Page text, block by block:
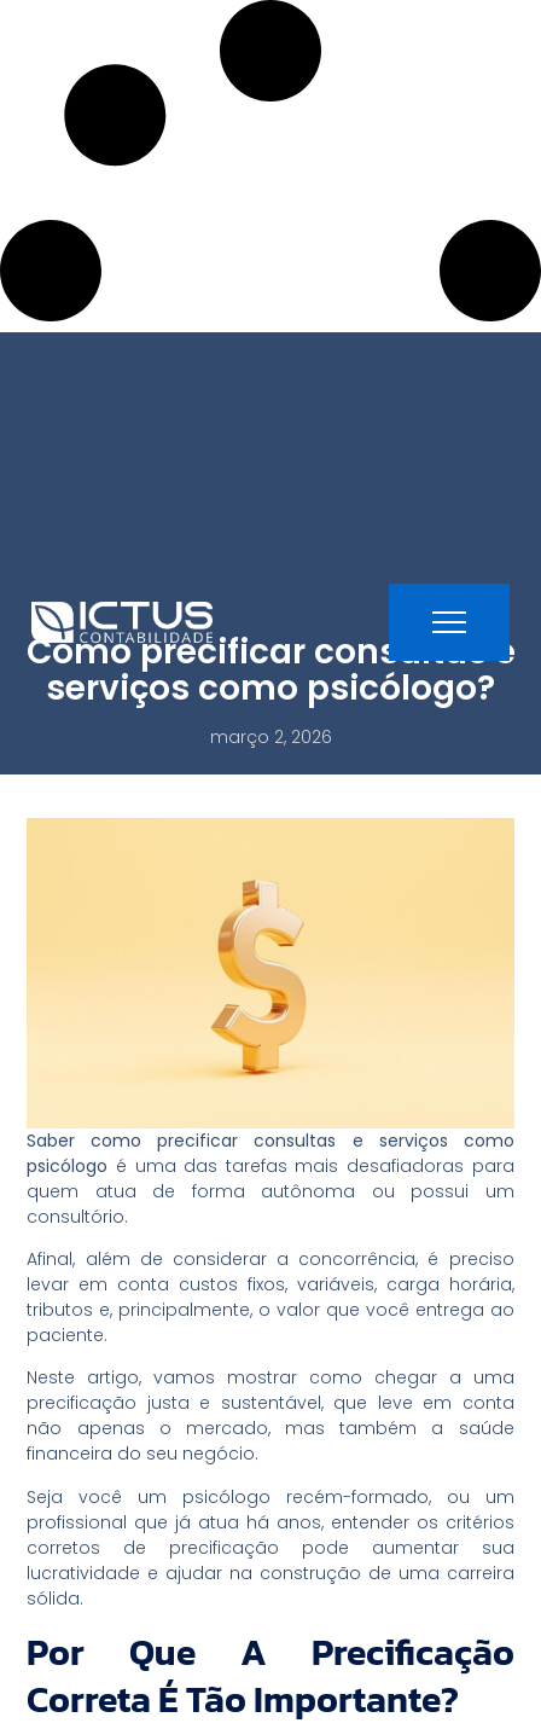
Como precificar consultas e
serviços como psicólogo?
março 2, 2026
Saber como precificar consultas e serviços como
psicólogo é uma das tarefas mais desafiadoras para
quem atua de forma autônoma ou possui um
consultório.
Afinal, além de considerar a concorrência, é preciso
levar em conta custos fixos, variáveis, carga horária,
tributos e, principalmente, o valor que você entrega ao
paciente.
Neste artigo, vamos mostrar como chegar a uma
precificação justa e sustentável, que leve em conta
não apenas o mercado, mas também a saúde
financeira do seu negócio.
Seja você um psicólogo recém-formado, ou um
profissional que já atua há anos, entender os critérios
corretos de precificação pode aumentar sua
lucratividade e ajudar na construção de uma carreira
sólida.
Por Que A Precificação
Correta É Tão Importante?